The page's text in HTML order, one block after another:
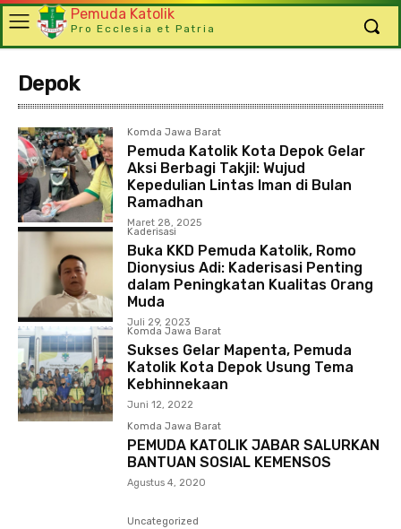
Pemuda Katolik
Pro Ecclesia et Patria
Depok
Komda Jawa Barat
Pemuda Katolik Kota Depok Gelar
Aksi Berbagi Takjil: Wujud
Kepedulian Lintas Iman di Bulan
Ramadhan
Maret 28, 2025
Kaderisasi
Buka KKD Pemuda Katolik, Romo
Dionysius Adi: Kaderisasi Penting
dalam Peningkatan Kualitas Orang
Muda
Juli 29, 2023
Komda Jawa Barat
Sukses Gelar Mapenta, Pemuda
Katolik Kota Depok Usung Tema
Kebhinnekaan
Juni 12, 2022
Komda Jawa Barat
PEMUDA KATOLIK JABAR SALURKAN
BANTUAN SOSIAL KEMENSOS
Agustus 4, 2020
Uncategorized